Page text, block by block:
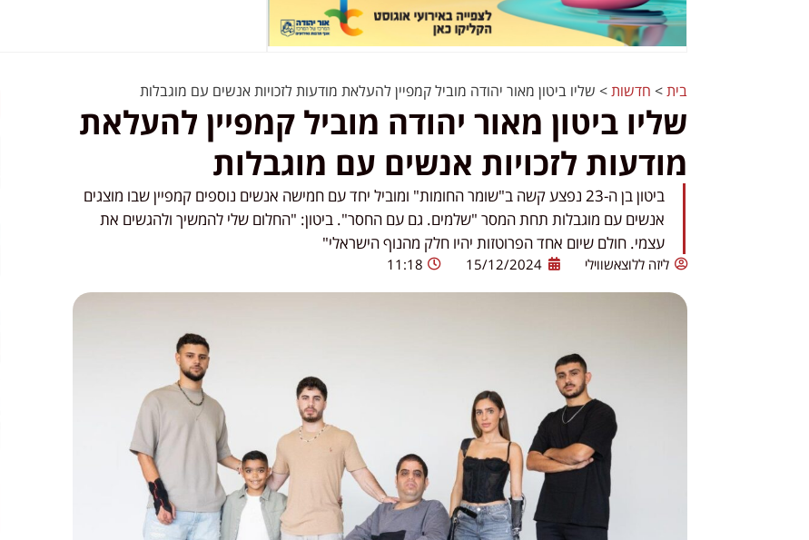
בית> חדשות> שליו ביטון מאור יהודה מוביל קמפיין להעלאת מודעות לזכויות אנשים עם מוגבלות
שליו ביטון מאור יהודה מוביל קמפיין להעלאת
מודעות לזכויות אנשים עם מוגבלות
ביטון בן ה-23 נפצע קשה ב"שומר החומות" ומוביל יחד עם חמישה אנשים נוספים קמפיין שבו מוצגים
אנשים עם מוגבלות תחת המסר "שלמים. גם עם החסר". ביטון: "החלום שלי להמשיך ולהגשים את
עצמי. חולם שיום אחד הפרוטזות יהיו חלק מהנוף הישראלי"
ליזה ללוצאשווילי 15/12/2024
11:18